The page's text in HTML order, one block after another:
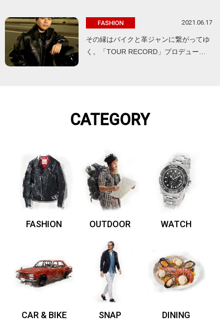
FASHION 2021.06.17
その縁はバイクと革ジャンに繋がってゆ
く。「TOUR RECORD」プロデュー…
CATEGORY
FASHION OUTDOOR WATCH
CAR & BIKE SNAP DINING